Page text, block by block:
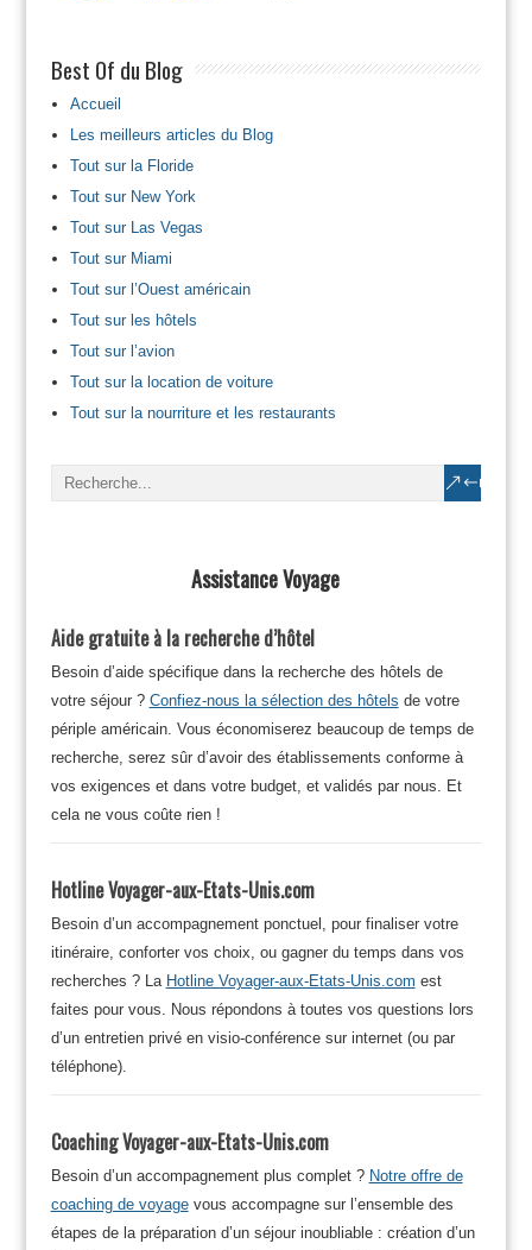
Best Of du Blog
Accueil
Les meilleurs articles du Blog
Tout sur la Floride
Tout sur New York
Tout sur Las Vegas
Tout sur Miami
Tout sur l’Ouest américain
Tout sur les hôtels
Tout sur l’avion
Tout sur la location de voiture
Tout sur la nourriture et les restaurants
Assistance Voyage
Aide gratuite à la recherche d’hôtel
Besoin d’aide spécifique dans la recherche des hôtels de
votre séjour ? Confiez-nous la sélection des hôtels de votre
périple américain. Vous économiserez beaucoup de temps de
recherche, serez sûr d’avoir des établissements conforme à
vos exigences et dans votre budget, et validés par nous. Et
cela ne vous coûte rien !
Hotline Voyager-aux-Etats-Unis.com
Besoin d’un accompagnement ponctuel, pour finaliser votre
itinéraire, conforter vos choix, ou gagner du temps dans vos
recherches ? La Hotline Voyager-aux-Etats-Unis.com est
faites pour vous. Nous répondons à toutes vos questions lors
d’un entretien privé en visio-conférence sur internet (ou par
téléphone).
Coaching Voyager-aux-Etats-Unis.com
Besoin d’un accompagnement plus complet ? Notre offre de
coaching de voyagevous accompagne sur l’ensemble des
étapes de la préparation d’un séjour inoubliable : création d’un